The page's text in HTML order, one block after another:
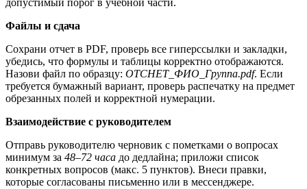
допустимый порог в учебной части.
Файлы и сдача
Сохрани отчет в PDF, проверь все гиперссылки и закладки,
убедись, что формулы и таблицы корректно отображаются.
Назови файл по образцу: OTCHET_ФИО_Группа.pdf. Если
требуется бумажный вариант, проверь распечатку на предмет
обрезанных полей и корректной нумерации.
Взаимодействие с руководителем
Отправь руководителю черновик с пометками о вопросах
минимум за 48–72 часа до дедлайна; приложи список
конкретных вопросов (макс. 5 пунктов). Внеси правки,
которые согласованы письменно или в мессенджере.